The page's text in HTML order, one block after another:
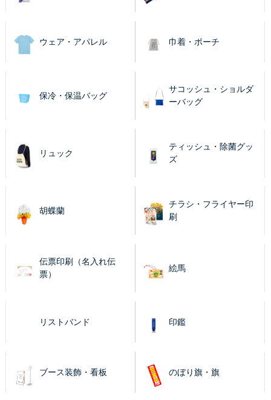
ウェア・アパレル 巾着・ポーチ
保冷・保温バッグ
サコッシュ・ショルダ
ーバッグ
リュック
ティッシュ・除菌グッ
ズ
胡蝶蘭
チラシ・フライヤー印
刷
伝票印刷（名入れ伝
票）
絵馬
リストバンド 印鑑
ブース装飾・看板 のぼり旗・旗